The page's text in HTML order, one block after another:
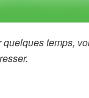
temps,